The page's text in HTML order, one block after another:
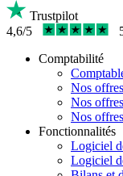
Trustpilot
4,6/5
Comptabilité
Nos
Nos
Nos
Fonctionnalités
Logiciel
Logiciel